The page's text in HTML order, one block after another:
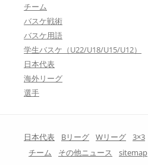
チーム
バスケ戦術
バスケ用語
学生バスケ（U22/U18/U15/U12）
日本代表
海外リーグ
選手
日本代表 Bリーグ Wリーグ 3×3
チーム
その他ニュース
sitemap